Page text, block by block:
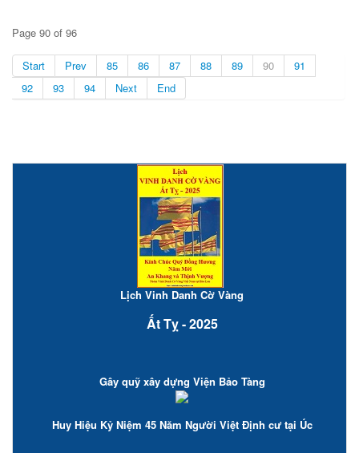
Page 90 of 96
Start Prev 85 86 87 88 89 90
91
92
93 94 Next End
Lịch Vinh Danh Cờ Vàng
Ất Tỵ - 2025
Gây quỹ xây dựng Viện Bảo Tàng
Huy Hiệu Kỷ Niệm 45 Năm Người Việt Định cư tại Úc